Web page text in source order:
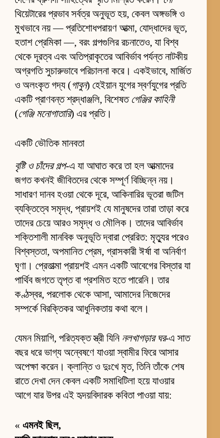
থিয়েটারের প্রভাব সর্বত্র অনুভূত হয়, কেবল অঙ্গভঙ্গি ও
মুখভাবে নয় — প্রতিশোধপরায়ণ আত্মা, যোদ্ধাদের ভূত,
হতাশ প্রেমিকা —, বরং গল্পগুলির রচনাতেও, যা বিশ্ব
থেকে দূরত্ব এবং অতিপ্রাকৃতের আবির্ভাব পর্যন্ত নাটকীয়
অগ্রগতি সুচারুভাবে পরিচালনা করে। একইভাবে, মার্জিত
ও অলংকৃত গদ্য (গাবুন) হেইয়ান যুগের স্বর্ণযুগের প্রতি
একটি প্রাণবন্ত শ্রদ্ধাঞ্জলি, বিশেষতগেঞ্জির কাহিনী
(গেঞ্জি মনোগাতারি) এর প্রতি।
একটি ভৌতিক মানবতা
বৃষ্টি ও চাঁদের গল্প-এ যা আঘাত করে তা হল আত্মাদের
জগত কখনই জীবিতদের থেকে সম্পূর্ণ বিচ্ছিন্ন নয়।
সাধারণ দানব হওয়া থেকে দূরে, আকিনারির ভূতরা জটিল
ব্যক্তিত্বে সমৃদ্ধ, প্রায়শই যে মানুষদের তারা তাড়া করে
তাদের চেয়ে আরও সমৃদ্ধ ও মৌলিক। তাদের আবির্ভাব
শক্তিশালী মানবিক অনুভূতি দ্বারা প্রেরিত: মৃত্যুর পরেও
বিশ্বস্ততা, অপমানিত প্রেম, গ্রাসকারী ঈর্ষা বা অনির্বাণ
ঘৃণা। প্রেতাত্মা প্রায়শই এমন একটি আবেগের বিস্তার যা
পার্থিব জগতে তৃপ্ত বা প্রশমিত হতে পারেনি। তার
কণ্ঠস্বর, পরলোক থেকে আসা, আমাদের নিজেদের
সম্পর্কে বিরক্তিকর আধুনিকতায় কথা বলে।
যেমন মিয়াগি, পরিত্যক্ত স্ত্রী যিনি নলখাগড়ার ঘর-এ সাত
বছর ধরে ভাগ্য অন্বেষণে যাওয়া স্বামীর ফিরে আসার
অপেক্ষা করেন। ক্লান্তি ও দুঃখে মৃত, তিনি তাঁকে শেষ
রাতে দেখা দেন কেবল একটি সমাধিটিলা হয়ে যাওয়ার
আগে যার উপর এই হৃদয়বিদারক কবিতা পাওয়া যায়:
« এমনই ছিল,